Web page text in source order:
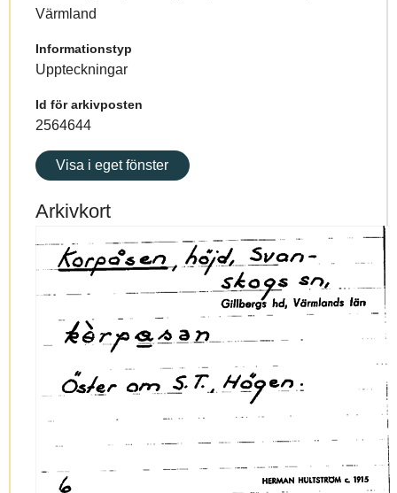
Värmland
Informationstyp
Uppteckningar
Id för arkivposten
2564644
Visa i eget fönster
Arkivkort